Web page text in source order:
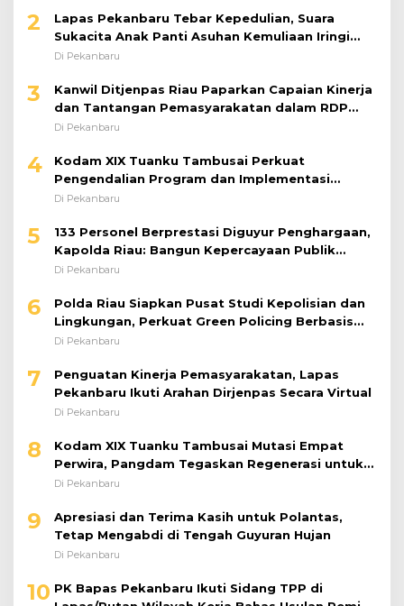
2
Lapas Pekanbaru Tebar Kepedulian, Suara
Sukacita Anak Panti Asuhan Kemuliaan Iringi
Bantuan Sosial
Di Pekanbaru
3
Kanwil Ditjenpas Riau Paparkan Capaian Kinerja
dan Tantangan Pemasyarakatan dalam RDP
Bersama Komisi XIII DPR RI
Di Pekanbaru
4
Kodam XIX Tuanku Tambusai Perkuat
Pengendalian Program dan Implementasi
Doktrin TNI AD
Di Pekanbaru
5
133 Personel Berprestasi Diguyur Penghargaan,
Kapolda Riau: Bangun Kepercayaan Publik
dengan Karya Nyata
Di Pekanbaru
6
Polda Riau Siapkan Pusat Studi Kepolisian dan
Lingkungan, Perkuat Green Policing Berbasis
Riset
Di Pekanbaru
7
Penguatan Kinerja Pemasyarakatan, Lapas
Pekanbaru Ikuti Arahan Dirjenpas Secara Virtual
Di Pekanbaru
8
Kodam XIX Tuanku Tambusai Mutasi Empat
Perwira, Pangdam Tegaskan Regenerasi untuk
Perkuat Kinerja Satuan
Di Pekanbaru
9
Apresiasi dan Terima Kasih untuk Polantas,
Tetap Mengabdi di Tengah Guyuran Hujan
Di Pekanbaru
10 PK Bapas Pekanbaru Ikuti Sidang TPP di